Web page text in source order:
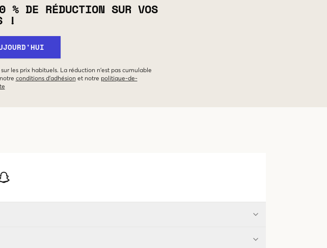
% DE RÉDUCTION SUR VOS
!
les prix habituels. La réduction n'est pas cumulable
conditions d'adhésion et notre politique-de-